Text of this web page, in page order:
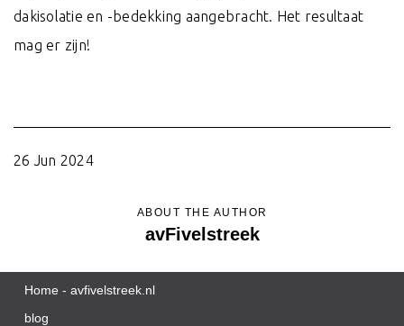
dakisolatie en -bedekking aangebracht. Het resultaat
mag er zijn!
26 Jun 2024
ABOUT THE AUTHOR
avFivelstreek
Home - avfivelstreek.nl
blog